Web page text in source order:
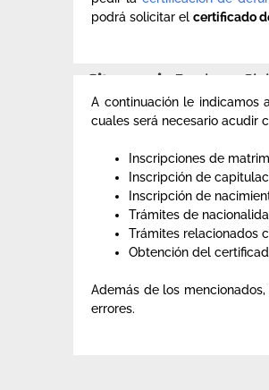
podrá solicitar el certificado
Cita previa Registro
A continuación le indicamos
cuales será necesario acudir
Inscripciones de
Inscripción de
Inscripción de
Trámites de
Trámites relacionados
Obtención del
Además de los
errores.